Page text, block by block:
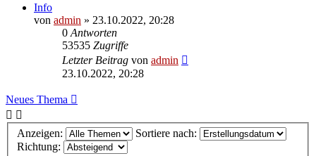
Info
von admin » 23.10.2022, 20:28
0 Antworten
53535 Zugriffe
Letzter Beitrag von admin
23.10.2022, 20:28
Neues Thema
Anzeigen:
Sortiere nach:
Richtung: